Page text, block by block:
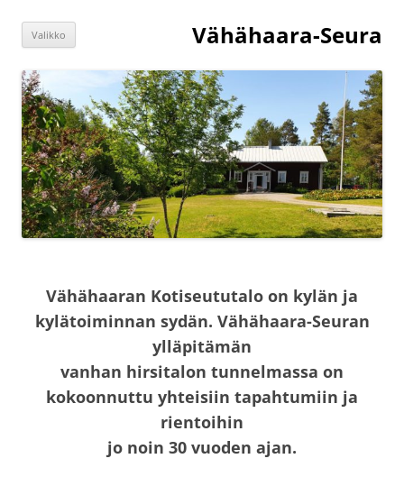
sisältöön
Vähähaara-Seura
Valikko
Vähähaaran Kotiseututalo on kylän ja
kylätoiminnan sydän. Vähähaara-Seuran
ylläpitämän
vanhan hirsitalon tunnelmassa on
kokoonnuttu yhteisiin tapahtumiin ja
rientoihin
jo noin 30 vuoden ajan.